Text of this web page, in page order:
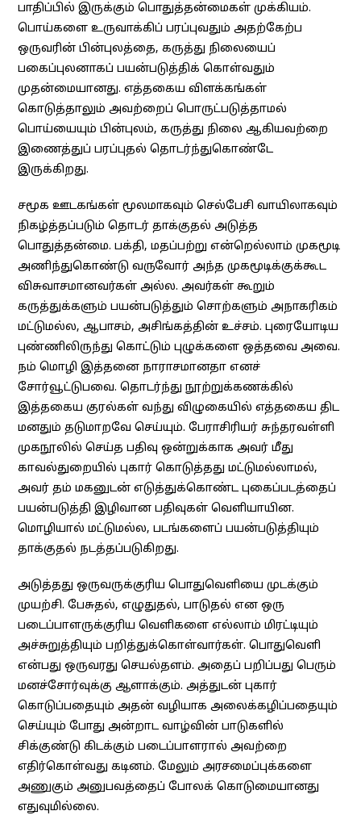
பாதிப்பில் இருக்கும் பொதுத்தன்மைகள் முக்கியம்.
பொய்களை உருவாக்கிப் பரப்புவதும் அதற்கேற்ப
ஒருவரின் பின்புலத்தை, கருத்து நிலையைப்
பகைப்புலனாகப் பயன்படுத்திக் கொள்வதும்
முதன்மையானது. எத்தகைய விளக்கங்கள்
கொடுத்தாலும் அவற்றைப் பொருட்படுத்தாமல்
பொய்யையும் பின்புலம், கருத்து நிலை ஆகியவற்றை
இணைத்துப் பரப்புதல் தொடர்ந்துகொண்டே
இருக்கிறது.
சமூக ஊடகங்கள் மூலமாகவும் செல்பேசி வாயிலாகவும்
நிகழ்த்தப்படும் தொடர் தாக்குதல் அடுத்த
பொதுத்தன்மை. பக்தி, மதப்பற்று என்றெல்லாம் முகமூடி
அணிந்துகொண்டு வருவோர் அந்த முகமூடிக்குக்கூட
விசுவாசமானவர்கள் அல்ல. அவர்கள் கூறும்
கருத்துக்களும் பயன்படுத்தும் சொற்களும் அநாகரிகம்
மட்டுமல்ல, ஆபாசம், அசிங்கத்தின் உச்சம். புரையோடிய
புண்ணிலிருந்து கொட்டும் புழுக்களை ஒத்தவை அவை.
நம் மொழி இத்தனை நாராசமானதா எனச்
சோர்வூட்டுபவை. தொடர்ந்து நூற்றுக்கணக்கில்
இத்தகைய குரல்கள் வந்து விழுகையில் எத்தகைய திட
மனதும் தடுமாறவே செய்யும். பேராசிரியர் சுந்தரவள்ளி
முகநூலில் செய்த பதிவு ஒன்றுக்காக அவர் மீது
காவல்துறையில் புகார் கொடுத்தது மட்டுமல்லாமல்,
அவர் தம் மகனுடன் எடுத்துக்கொண்ட புகைப்படத்தைப்
பயன்படுத்தி இழிவான பதிவுகள் வெளியாயின.
மொழியால் மட்டுமல்ல, படங்களைப் பயன்படுத்தியும்
தாக்குதல் நடத்தப்படுகிறது.
அடுத்தது ஒருவருக்குரிய பொதுவெளியை முடக்கும்
முயற்சி. பேசுதல், எழுதுதல், பாடுதல் என ஒரு
படைப்பாளருக்குரிய வெளிகளை எல்லாம் மிரட்டியும்
அச்சுறுத்தியும் பறித்துக்கொள்வார்கள். பொதுவெளி
என்பது ஒருவரது செயல்தளம். அதைப் பறிப்பது பெரும்
மனச்சோர்வுக்கு ஆளாக்கும். அத்துடன் புகார்
கொடுப்பதையும் அதன் வழியாக அலைக்கழிப்பதையும்
செய்யும் போது அன்றாட வாழ்வின் பாடுகளில்
சிக்குண்டு கிடக்கும் படைப்பாளரால் அவற்றை
எதிர்கொள்வது கடினம். மேலும் அரசமைப்புக்களை
அணுகும் அனுபவத்தைப் போலக் கொடுமையானது
எதுவுமில்லை.